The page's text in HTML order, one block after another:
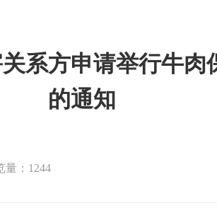
系方申请举行牛
的通知
量：1244